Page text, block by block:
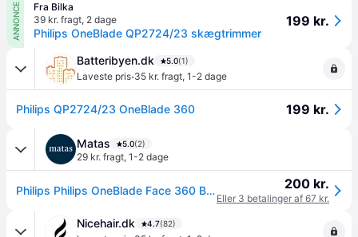
ANNONCE
Fra Bilka
39 kr. fragt, 2 dage
Philips OneBlade QP2724/23 skægtrimmer
199 kr.
Batteribyen.dk 5.0(1)
Laveste pris·35 kr. fragt, 1-2 dage
Philips QP2724/23 OneBlade 360 199 kr.
Matas 5.0(2)
29 kr. fragt, 1-2 dage
Philips Philips OneBlade Face 360 Black/Green 200 kr.
Eller 3 betalinger af 67 kr.
Nicehair.dk 4.7(82)